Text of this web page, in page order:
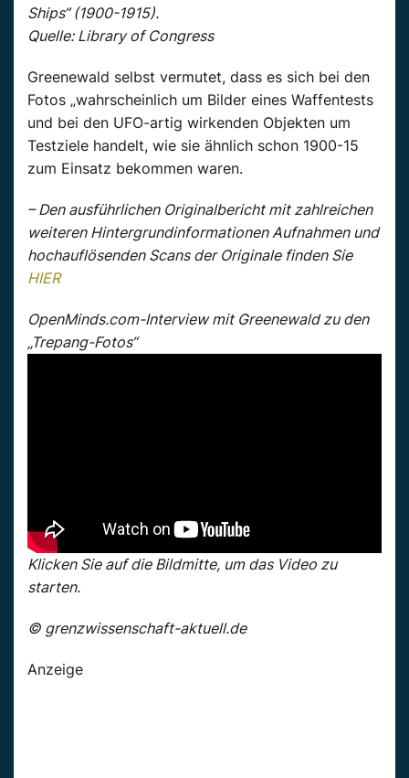
Ships“ (1900-1915).
Quelle: Library of Congress
Greenewald selbst vermutet, dass es sich bei den
Fotos „wahrscheinlich um Bilder eines Waffentests
und bei den UFO-artig wirkenden Objekten um
Testziele handelt, wie sie ähnlich schon 1900-15
zum Einsatz bekommen waren.
– Den ausführlichen Originalbericht mit zahlreichen
weiteren Hintergrundinformationen Aufnahmen und
hochauflösenden Scans der Originale finden Sie
HIER
OpenMinds.com-Interview mit Greenewald zu den
„Trepang-Fotos“
Klicken Sie auf die Bildmitte, um das Video zu
starten.
© grenzwissenschaft-aktuell.de
Anzeige